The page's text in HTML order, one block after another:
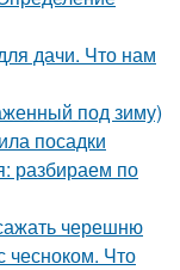
дачи. Что нам
под зиму)
посадки
разбираем по
черешню
чесноком. Что